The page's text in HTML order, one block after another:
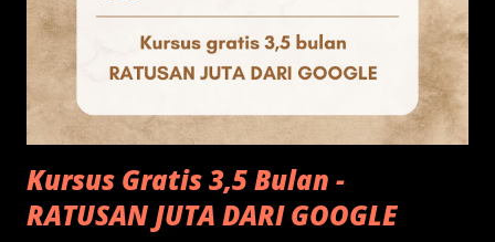
Kursus Gratis 3,5 Bulan -
RATUSAN JUTA DARI GOOGLE